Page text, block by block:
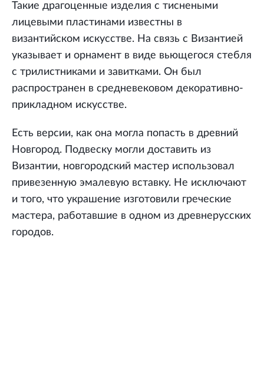
Такие драгоценные изделия с тиснеными
лицевыми пластинами известны в
византийском искусстве. На связь с Византией
указывает и орнамент в виде вьющегося стебля
с трилистниками и завитками. Он был
распространен в средневековом декоративно-
прикладном искусстве.
Есть версии, как она могла попасть в древний
Новгород. Подвеску могли доставить из
Византии, новгородский мастер использовал
привезенную эмалевую вставку. Не исключают
и того, что украшение изготовили греческие
мастера, работавшие в одном из древнерусских
городов.